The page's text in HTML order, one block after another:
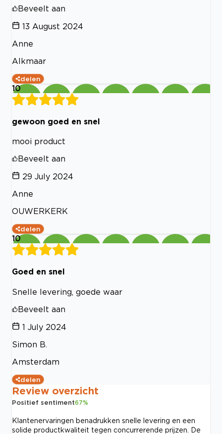
Beveelt aan
13 August 2024
Anne
Alkmaar
delen
10
gewoon goed en snel
mooi product
Beveelt aan
29 July 2024
Anne
OUWERKERK
delen
10
Goed en snel
Snelle levering, goede waar
Beveelt aan
1 July 2024
Simon B.
Amsterdam
delen
Review overzicht
Positief sentiment67%
Klantenervaringen benadrukken snelle levering en een
solide productkwaliteit tegen concurrerende prijzen. De